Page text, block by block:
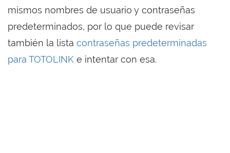
mismos nombres de usuario y contraseñas
predeterminados, por lo que puede revisar
también la lista contraseñas predeterminadas
para TOTOLINK e intentar con esa.